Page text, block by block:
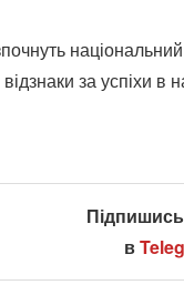
за успіхи в
в